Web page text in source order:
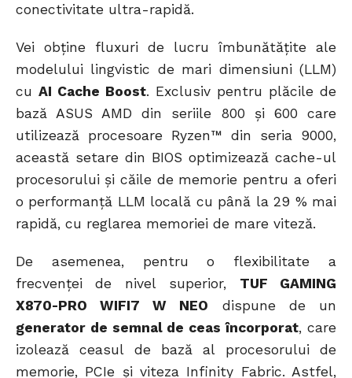
conectivitate ultra-rapidă.
Vei obține fluxuri de lucru îmbunătățite ale
modelului lingvistic de mari dimensiuni (LLM)
cu AI Cache Boost. Exclusiv pentru plăcile de
bază ASUS AMD din seriile 800 și 600 care
utilizează procesoare Ryzen™ din seria 9000,
această setare din BIOS optimizează cache-ul
procesorului și căile de memorie pentru a oferi
o performanță LLM locală cu până la 29 % mai
rapidă, cu reglarea memoriei de mare viteză.
De asemenea, pentru o flexibilitate a
frecvenței de nivel superior, TUF GAMING
X870-PRO WIFI7 W NEO dispune de un
generator de semnal de ceas încorporat, care
izolează ceasul de bază al procesorului de
memorie, PCIe și viteza Infinity Fabric. Astfel,